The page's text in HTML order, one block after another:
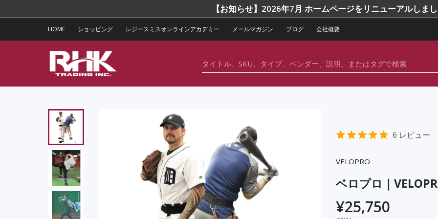
【お知らせ】2026年7月 ホームページをリニューアルしま
HOME ショッピング レジースミスオンラインアカデミー メールマガジン ブログ 会社概要
6 レビュー
VELOPRO
ベロプロ｜
¥25,750